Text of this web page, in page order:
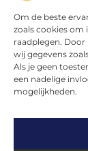
Om de beste
zoals cookies om
raadplegen.
wij gegevens
Als je geen
een nadelige
mogelijkheden.
Over
Jouw gids
Verken een
tips tot
Bericht